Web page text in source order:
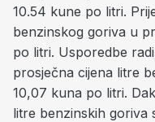
10.54 kune po litri.
benzinskog goriva u
po litri. Usporedbe
prosječna cijena litre
10,07 kuna po litri.
litre benzinskih goriva